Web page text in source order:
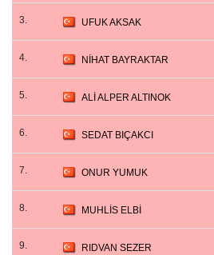
3. UFUK AKSAK
4. NİHAT BAYRAKTAR
5. ALİ ALPER ALTINOK
6. SEDAT BIÇAKCI
7. ONUR YUMUK
8. MUHLİS ELBİ
9. RIDVAN SEZER